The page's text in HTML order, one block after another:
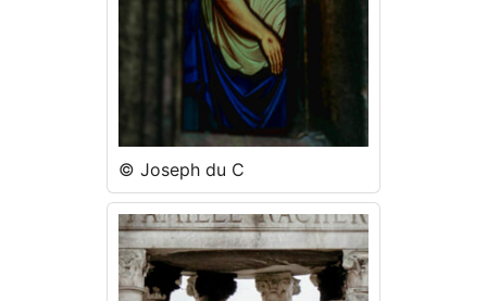
© Joseph du C